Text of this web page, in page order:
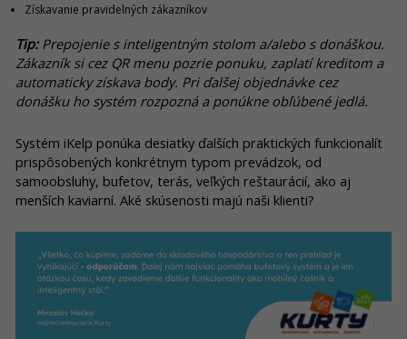
Získavanie pravidelných zákazníkov
Tip:Prepojenie s inteligentným stolom a/alebo s donáškou.
Zákazník si cez QR menu pozrie ponuku, zaplatí kreditom a
automaticky získava body. Pri ďalšej objednávke cez
donášku ho systém rozpozná a ponúkne obľúbené jedlá.
Systém iKelp ponúka desiatky ďalších praktických funkcionalít
prispôsobených konkrétnym typom prevádzok, od
samoobsluhy, bufetov, terás, veľkých reštaurácií, ako aj
menších kaviarní. Aké skúsenosti majú naši klienti?